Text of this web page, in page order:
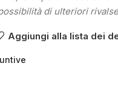
di ulteriori
Aggiungi alla lista dei